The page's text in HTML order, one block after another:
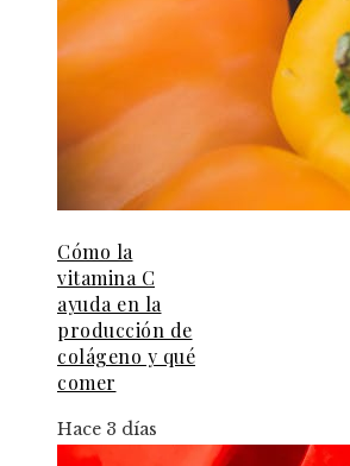
Cómo la
vitamina C
ayuda en la
producción de
colágeno y qué
comer
Hace 3 días